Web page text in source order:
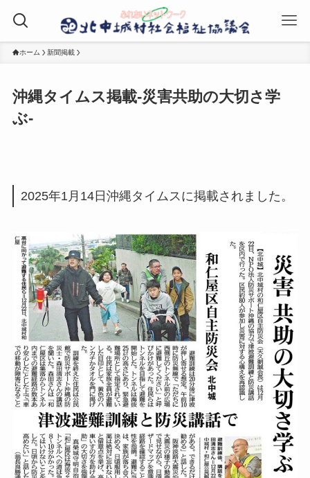
ホーム 新聞掲載
沖縄タイムス掲載-災害共助の大切さ学
ぶ-
2025年1月14日沖縄タイムスに掲載されました。